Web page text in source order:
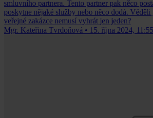
smluvního partnera. Tento partner pak něco
poskytne nějaké služby nebo něco dodá. Věděli
veřejné zakázce nemusí vyhrát jen jeden?
Mgr. Kateřina Tvrdoňová • 15. října 2024, 11:55